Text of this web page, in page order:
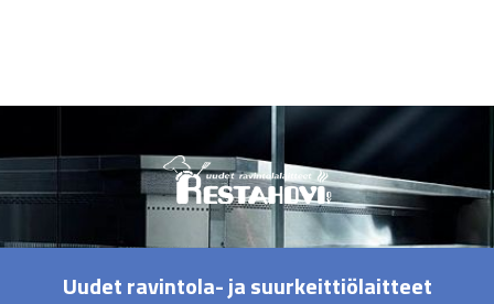
Uudet ravintola- ja suurkeittiölaitteet